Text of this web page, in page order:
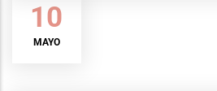
10
MAYO